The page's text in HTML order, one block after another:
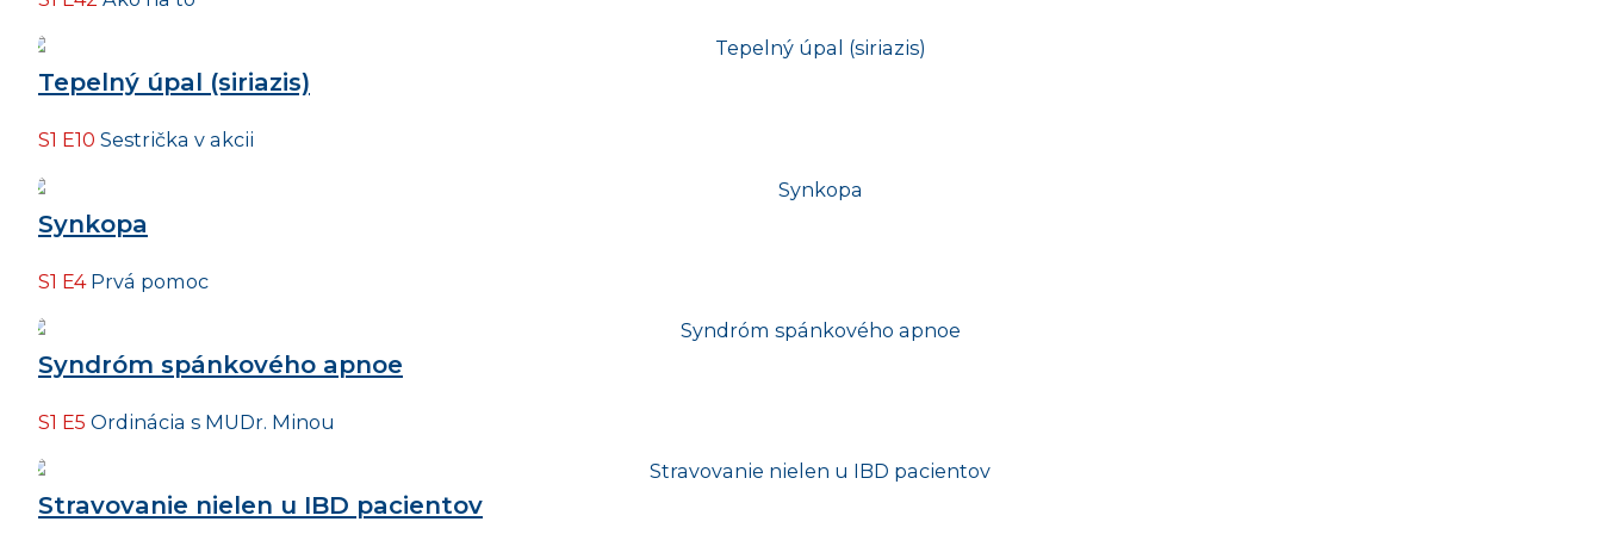
Tepelný úpal (siriazis)
S1 E10 Sestrička v akcii
Synkopa
S1 E4Prvá pomoc
Syndróm spánkového apnoe
S1 E5 Ordinácia s MUDr. Minou
Stravovanie nielen u IBD pacientov